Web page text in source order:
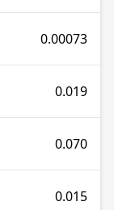
0.00073
0.019
0.070
0.015